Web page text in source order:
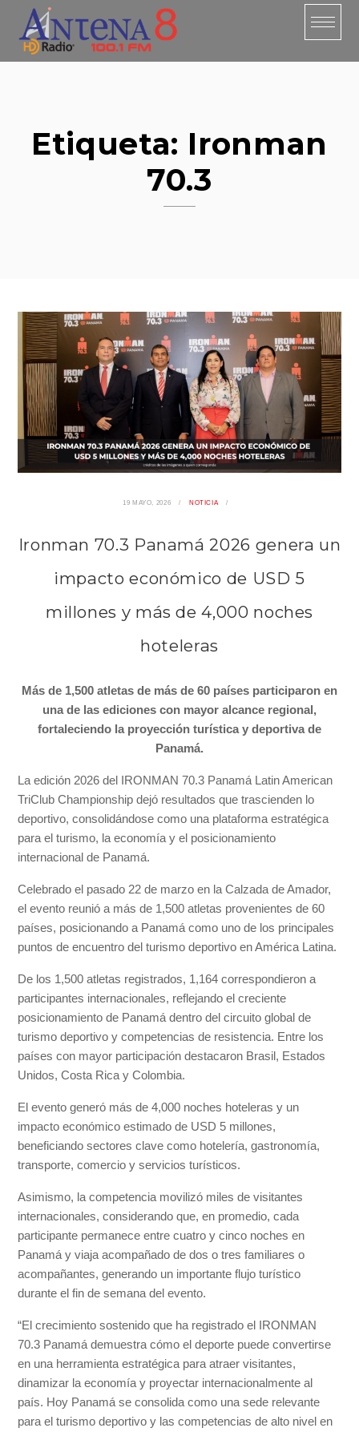
content
Etiqueta: Ironman
70.3
19 MAYO, 2026 NOTICIA
Ironman 70.3 Panamá 2026 genera un
impacto económico de USD 5
millones y más de 4,000 noches
hoteleras
Más de 1,500 atletas de más de 60 países participaron en
una de las ediciones con mayor alcance regional,
fortaleciendo la proyección turística y deportiva de
Panamá.
La edición 2026 del IRONMAN 70.3 Panamá Latin American
TriClub Championship dejó resultados que trascienden lo
deportivo, consolidándose como una plataforma estratégica
para el turismo, la economía y el posicionamiento
internacional de Panamá.
Celebrado el pasado 22 de marzo en la Calzada de Amador,
el evento reunió a más de 1,500 atletas provenientes de 60
países, posicionando a Panamá como uno de los principales
puntos de encuentro del turismo deportivo en América Latina.
De los 1,500 atletas registrados, 1,164 correspondieron a
participantes internacionales, reflejando el creciente
posicionamiento de Panamá dentro del circuito global de
turismo deportivo y competencias de resistencia. Entre los
países con mayor participación destacaron Brasil, Estados
Unidos, Costa Rica y Colombia.
El evento generó más de 4,000 noches hoteleras y un
impacto económico estimado de USD 5 millones,
beneficiando sectores clave como hotelería, gastronomía,
transporte, comercio y servicios turísticos.
Asimismo, la competencia movilizó miles de visitantes
internacionales, considerando que, en promedio, cada
participante permanece entre cuatro y cinco noches en
Panamá y viaja acompañado de dos o tres familiares o
acompañantes, generando un importante flujo turístico
durante el fin de semana del evento.
“El crecimiento sostenido que ha registrado el IRONMAN
70.3 Panamá demuestra cómo el deporte puede convertirse
en una herramienta estratégica para atraer visitantes,
dinamizar la economía y proyectar internacionalmente al
país. Hoy Panamá se consolida como una sede relevante
para el turismo deportivo y las competencias de alto nivel en